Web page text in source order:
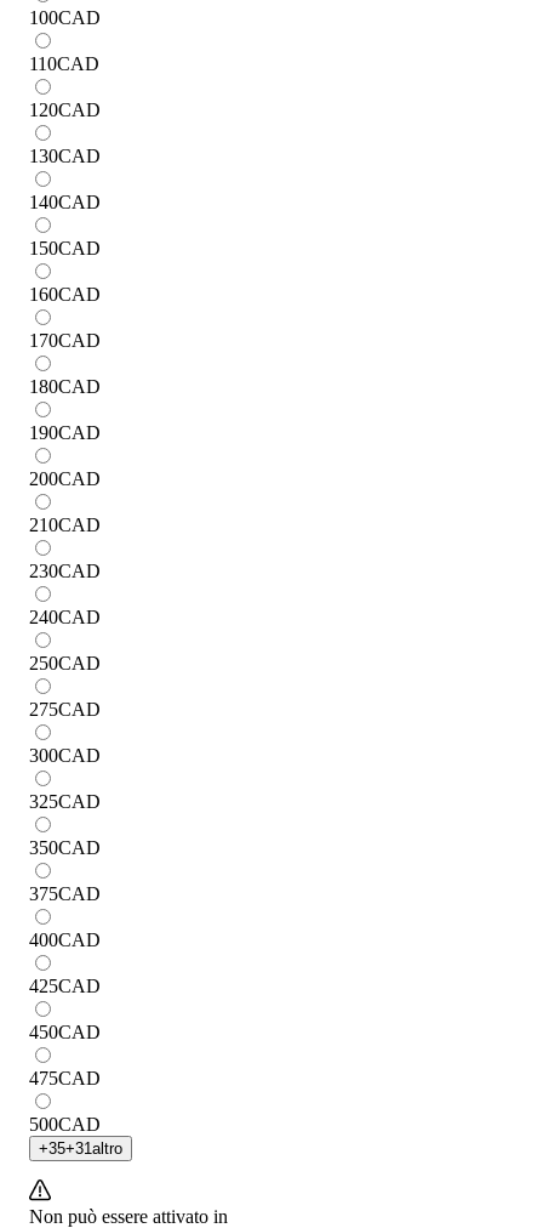
100CAD
110CAD
120CAD
130CAD
140CAD
150CAD
160CAD
170CAD
180CAD
190CAD
200CAD
210CAD
230CAD
240CAD
250CAD
275CAD
300CAD
325CAD
350CAD
375CAD
400CAD
425CAD
450CAD
475CAD
500CAD
+35+31 altro
Non può essere attivato in